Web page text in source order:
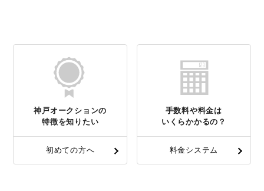
神戸オークションの
特徴を知りたい
初めての方へ
手数料や料金は
いくらかかるの？
料金システム